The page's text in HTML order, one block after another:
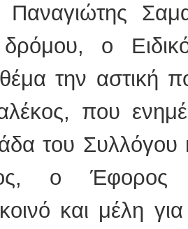
Παναγιώτης
δρόμου, ο
την αστική
που
του
ο Έφορος
και μέλη